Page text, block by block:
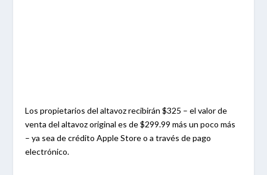
Los propietarios del altavoz recibirán $325 – el valor de
venta del altavoz original es de $299.99 más un poco más
– ya sea de crédito Apple Store o a través de pago
electrónico.